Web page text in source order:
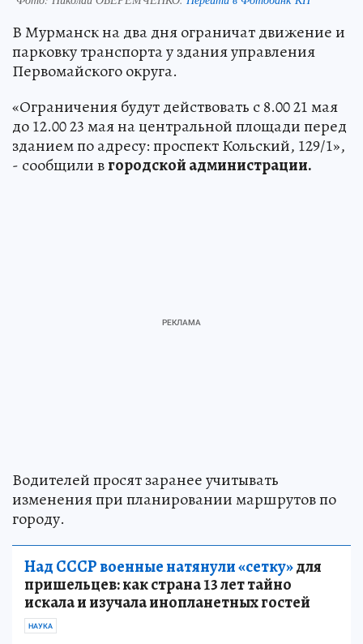
В Мурманск на два дня ограничат движение и
парковку транспорта у здания управления
Первомайского округа.
«Ограничения будут действовать с 8.00 21 мая
до 12.00 23 мая на центральной площади перед
зданием по адресу: проспект Кольский, 129/1»,
- сообщили вгородской администрации.
Водителей просят заранее учитывать
изменения при планировании маршрутов по
городу.
Над СССР военные натянули «сетку»для
пришельцев: как страна 13 лет тайно
искала и изучала инопланетных гостей
НАУКА